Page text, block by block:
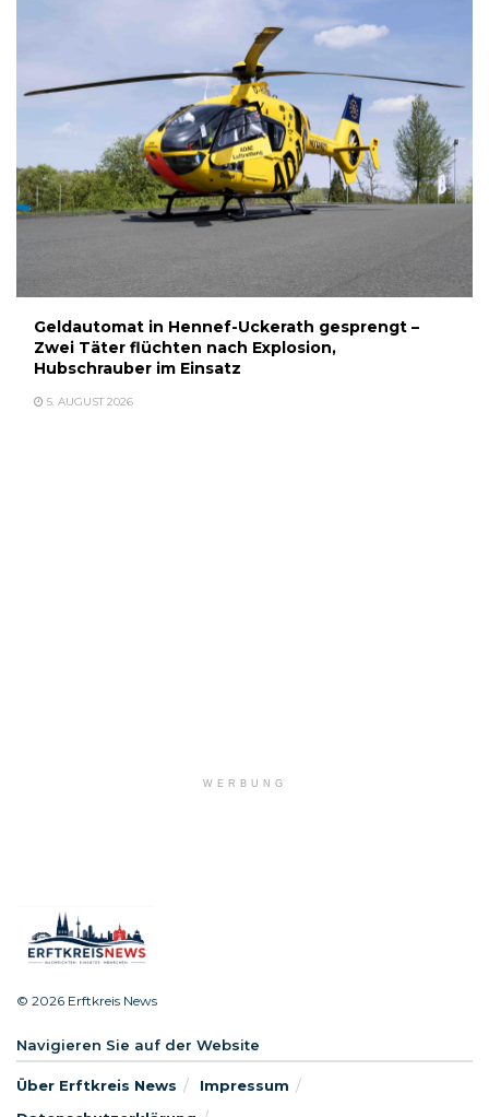
Geldautomat in Hennef-Uckerath gesprengt –
Zwei Täter flüchten nach Explosion,
Hubschrauber im Einsatz
5. AUGUST 2026
WERBUNG
© 2026 Erftkreis News
Navigieren Sie auf der Website
Über Erftkreis News
Impressum